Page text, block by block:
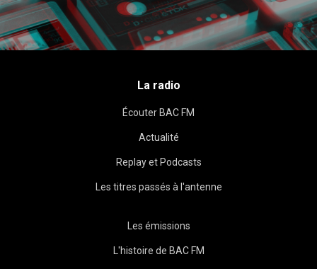
La radio
Écouter BAC FM
Actualité
Replay et Podcasts
Les titres passés à l'antenne
Les émissions
L'histoire de BAC FM